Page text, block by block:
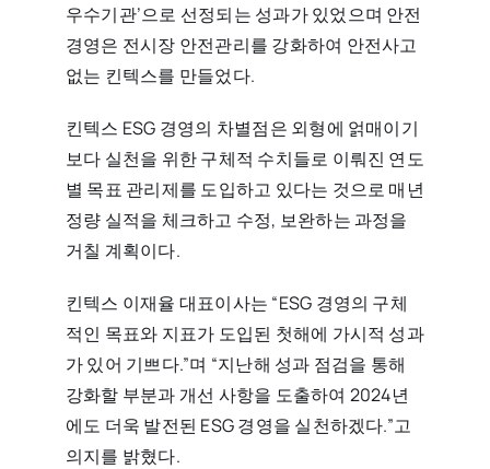
우수기관’으로 선정되는 성과가 있었으며 안전
경영은 전시장 안전관리를 강화하여 안전사고
없는 킨텍스를 만들었다.
킨텍스 ESG 경영의 차별점은 외형에 얽매이기
보다 실천을 위한 구체적 수치들로 이뤄진 연도
별 목표 관리제를 도입하고 있다는 것으로 매년
정량 실적을 체크하고 수정, 보완하는 과정을
거칠 계획이다.
킨텍스 이재율 대표이사는 “ESG 경영의 구체
적인 목표와 지표가 도입된 첫해에 가시적 성과
가 있어 기쁘다.”며 “지난해 성과 점검을 통해
강화할 부분과 개선 사항을 도출하여 2024년
에도 더욱 발전된 ESG 경영을 실천하겠다.”고
의지를 밝혔다.